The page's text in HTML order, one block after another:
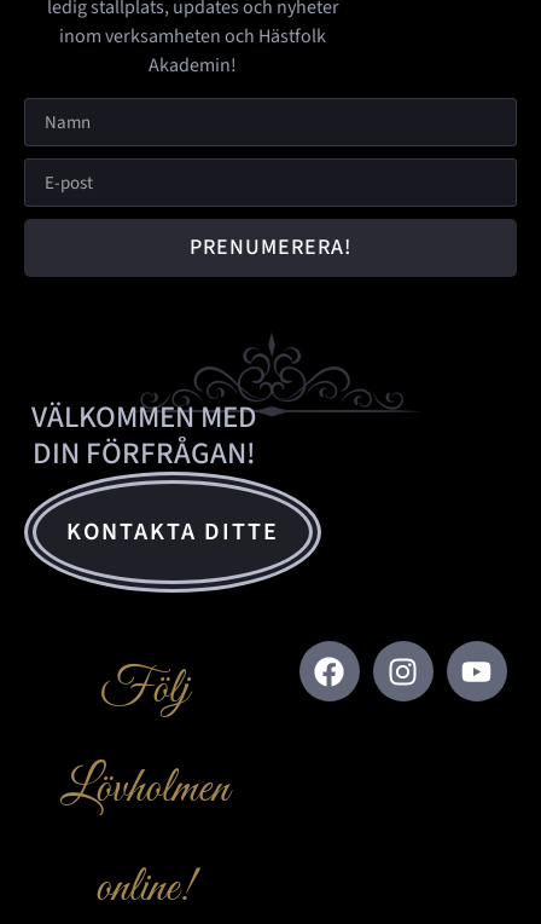
VÄLKOMMEN MED
DIN FÖRFRÅGAN!
KONTAKTA DITTE
ledig stallplats, updates och nyheter
inom verksamheten och Hästfolk
Akademin!
PRENUMERERA!
Följ
Lövholmen
online!